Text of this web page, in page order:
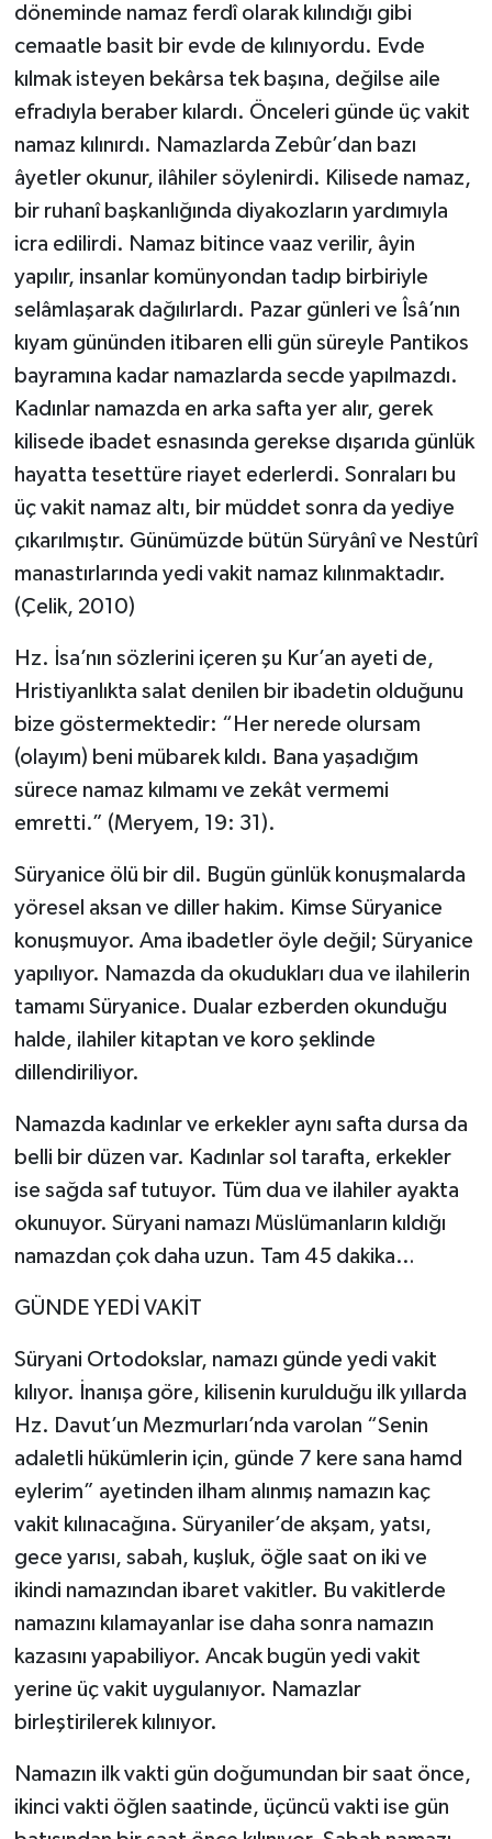
döneminde namaz ferdî olarak kılındığı gibi
cemaatle basit bir evde de kılınıyordu. Evde
kılmak isteyen bekârsa tek başına, değilse aile
efradıyla beraber kılardı. Önceleri günde üç vakit
namaz kılınırdı. Namazlarda Zebûr’dan bazı
âyetler okunur, ilâhiler söylenirdi. Kilisede namaz,
bir ruhanî başkanlığında diyakozların yardımıyla
icra edilirdi. Namaz bitince vaaz verilir, âyin
yapılır, insanlar komünyondan tadıp birbiriyle
selâmlaşarak dağılırlardı. Pazar günleri ve Îsâ’nın
kıyam gününden itibaren elli gün süreyle Pantikos
bayramına kadar namazlarda secde yapılmazdı.
Kadınlar namazda en arka safta yer alır, gerek
kilisede ibadet esnasında gerekse dışarıda günlük
hayatta tesettüre riayet ederlerdi. Sonraları bu
üç vakit namaz altı, bir müddet sonra da yediye
çıkarılmıştır. Günümüzde bütün Süryânî ve Nestûrî
manastırlarında yedi vakit namaz kılınmaktadır.
(Çelik, 2010)
Hz. İsa’nın sözlerini içeren şu Kur’an ayeti de,
Hristiyanlıkta salat denilen bir ibadetin olduğunu
bize göstermektedir: “Her nerede olursam
(olayım) beni mübarek kıldı. Bana yaşadığım
sürece namaz kılmamı ve zekât vermemi
emretti.” (Meryem, 19: 31).
Süryanice ölü bir dil. Bugün günlük konuşmalarda
yöresel aksan ve diller hakim. Kimse Süryanice
konuşmuyor. Ama ibadetler öyle değil; Süryanice
yapılıyor. Namazda da okudukları dua ve ilahilerin
tamamı Süryanice. Dualar ezberden okunduğu
halde, ilahiler kitaptan ve koro şeklinde
dillendiriliyor.
Namazda kadınlar ve erkekler aynı safta dursa da
belli bir düzen var. Kadınlar sol tarafta, erkekler
ise sağda saf tutuyor. Tüm dua ve ilahiler ayakta
okunuyor. Süryani namazı Müslümanların kıldığı
namazdan çok daha uzun. Tam 45 dakika…
GÜNDE YEDİ VAKİT
Süryani Ortodokslar, namazı günde yedi vakit
kılıyor. İnanışa göre, kilisenin kurulduğu ilk yıllarda
Hz. Davut’un Mezmurları’nda varolan “Senin
adaletli hükümlerin için, günde 7 kere sana hamd
eylerim” ayetinden ilham alınmış namazın kaç
vakit kılınacağına. Süryaniler’de akşam, yatsı,
gece yarısı, sabah, kuşluk, öğle saat on iki ve
ikindi namazından ibaret vakitler. Bu vakitlerde
namazını kılamayanlar ise daha sonra namazın
kazasını yapabiliyor. Ancak bugün yedi vakit
yerine üç vakit uygulanıyor. Namazlar
birleştirilerek kılınıyor.
Namazın ilk vakti gün doğumundan bir saat önce,
ikinci vakti öğlen saatinde, üçüncü vakti ise gün